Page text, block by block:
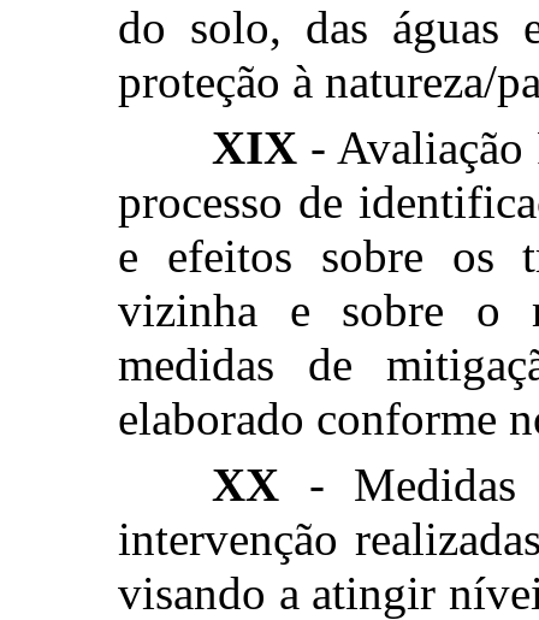
do solo, das águas
proteção à natureza/
XIX -
processo de
e efeitos sobre os
vizinha e sobre o
medidas de
elaborado conforme
XX - Medidas
intervenção
visando a atingir